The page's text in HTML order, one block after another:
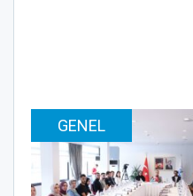
GENEL